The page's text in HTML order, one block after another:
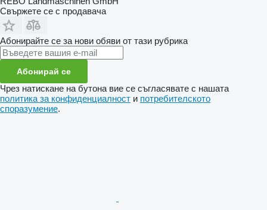
Свържете се с продавача
Абонирайте се за нови обяви от тази рубрика
Абонирай се
Чрез натискане на бутона вие се съгласявате с нашата
политика за конфиденциалност и потребителското
споразумение.